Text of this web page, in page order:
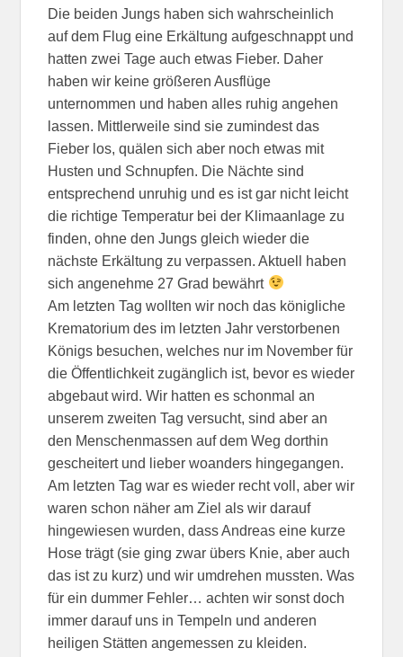
Die beiden Jungs haben sich wahrscheinlich
auf dem Flug eine Erkältung aufgeschnappt und
hatten zwei Tage auch etwas Fieber. Daher
haben wir keine größeren Ausflüge
unternommen und haben alles ruhig angehen
lassen. Mittlerweile sind sie zumindest das
Fieber los, quälen sich aber noch etwas mit
Husten und Schnupfen. Die Nächte sind
entsprechend unruhig und es ist gar nicht leicht
die richtige Temperatur bei der Klimaanlage zu
finden, ohne den Jungs gleich wieder die
nächste Erkältung zu verpassen. Aktuell haben
sich angenehme 27 Grad bewährt
Am letzten Tag wollten wir noch das königliche
Krematorium des im letzten Jahr verstorbenen
Königs besuchen, welches nur im November für
die Öffentlichkeit zugänglich ist, bevor es wieder
abgebaut wird. Wir hatten es schonmal an
unserem zweiten Tag versucht, sind aber an
den Menschenmassen auf dem Weg dorthin
gescheitert und lieber woanders hingegangen.
Am letzten Tag war es wieder recht voll, aber wir
waren schon näher am Ziel als wir darauf
hingewiesen wurden, dass Andreas eine kurze
Hose trägt (sie ging zwar übers Knie, aber auch
das ist zu kurz) und wir umdrehen mussten. Was
für ein dummer Fehler… achten wir sonst doch
immer darauf uns in Tempeln und anderen
heiligen Stätten angemessen zu kleiden.